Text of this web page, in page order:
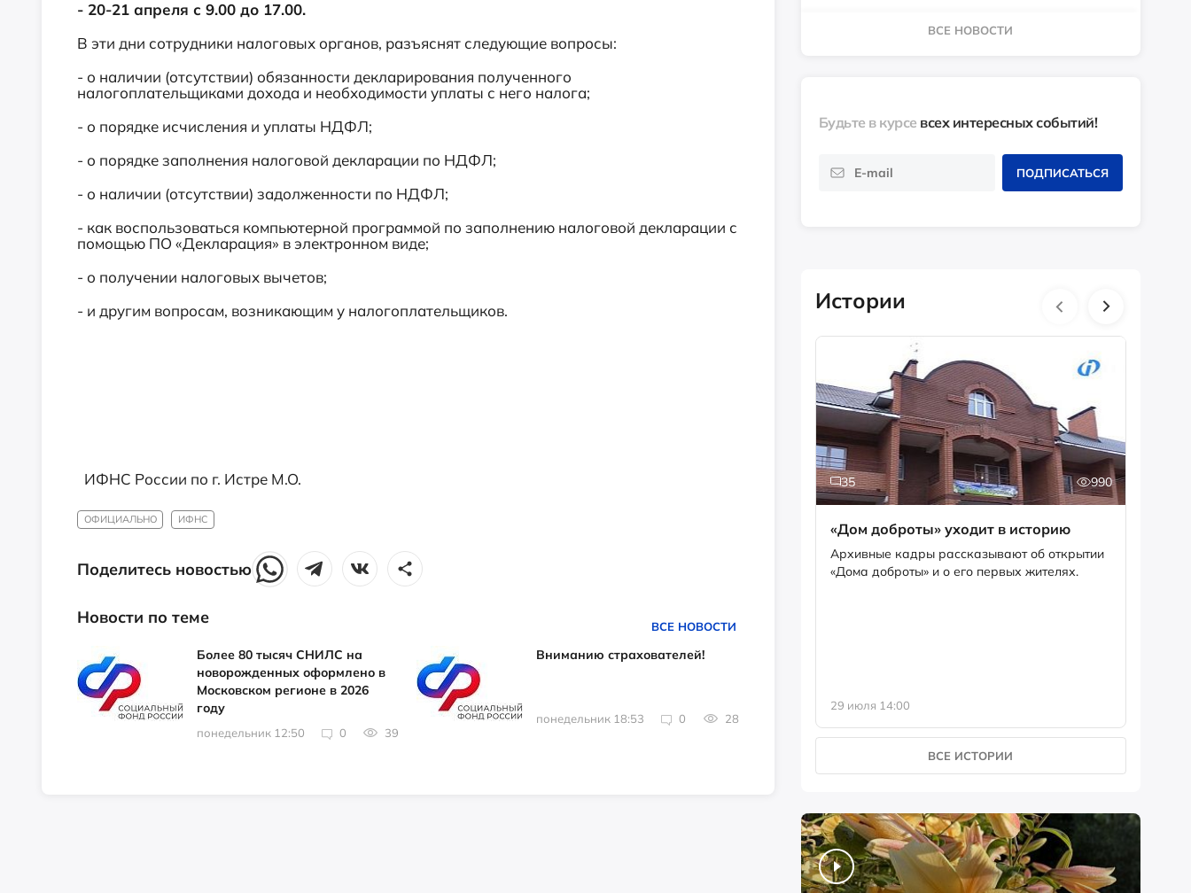
- 20-21 апреля с 9.00 до 17.00.
В эти дни сотрудники налоговых органов, разъяснят следующие вопросы:
- о наличии (отсутствии) обязанности декларирования полученного
налогоплательщиками дохода и необходимости уплаты с него налога;
- о порядке исчисления и уплаты НДФЛ;
- о порядке заполнения налоговой декларации по НДФЛ;
- о наличии (отсутствии) задолженности по НДФЛ;
- как воспользоваться компьютерной программой по заполнению налоговой декларации с
помощью ПО «Декларация» в электронном виде;
- о получении налоговых вычетов;
- и другим вопросам, возникающим у налогоплательщиков.
ИФНС России по г. Истре М.О.
ОФИЦИАЛЬНО ИФНС
Поделитесь новостью
Новости по теме ВСЕ НОВОСТИ
Более 80 тысяч СНИЛС на
новорожденных оформлено в
Московском регионе в 2026
году
понедельник 12:50 0 39
Вниманию страхователей!
понедельник 18:53 0 28
ВСЕ НОВОСТИ
Будьте в курсе всех интересных событий!
ПОДПИСАТЬСЯ
Истории
35 990
«Дом доброты» уходит в историю
Архивные кадры рассказывают об открытии
«Дома доброты» и о его первых жителях.
29 июля 14:00
ВСЕ ИСТОРИИ